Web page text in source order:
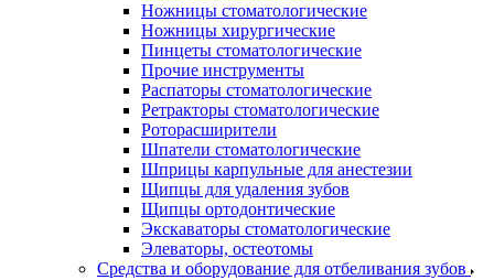
Ножницы стоматологические
Ножницы хирургические
Пинцеты стоматологические
Прочие инструменты
Распаторы стоматологические
Ретракторы стоматологические
Роторасширители
Шпатели стоматологические
Шприцы карпульные для анестезии
Щипцы для удаления зубов
Щипцы ортодонтические
Экскаваторы стоматологические
Элеваторы, остеотомы
Средства и оборудование для отбеливания зубов